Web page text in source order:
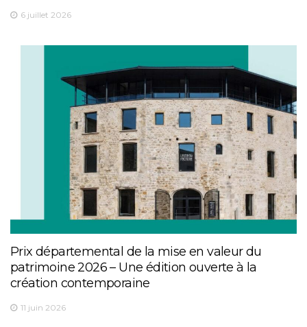
6 juillet 2026
Prix départemental de la mise en valeur du
patrimoine 2026 – Une édition ouverte à la
création contemporaine
11 juin 2026